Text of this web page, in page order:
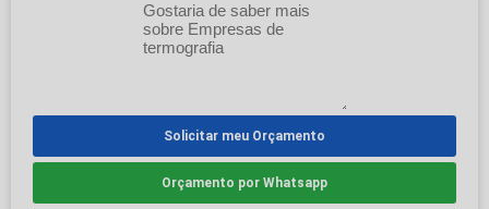
Solicitar meu Orçamento
Orçamento por Whatsapp